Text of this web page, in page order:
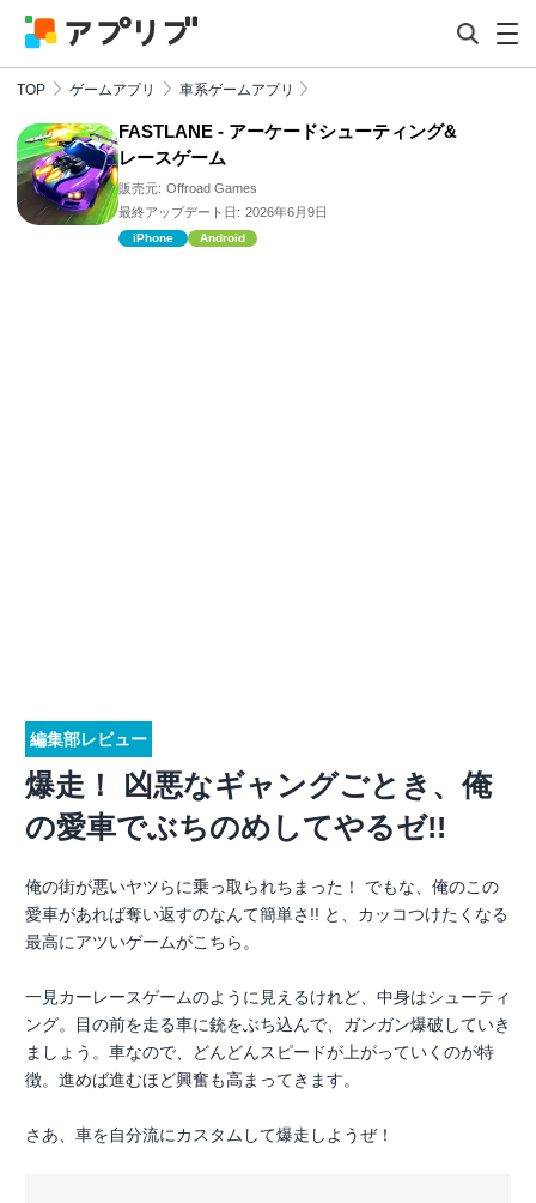
TOP ゲームアプリ 車系ゲームアプリ
FASTLANE - アーケードシューティング&
レースゲーム
販売元: Offroad Games
最終アップデート日: 2026年6月9日
iPhone Android
編集部レビュー
爆走！ 凶悪なギャングごとき、俺
の愛車でぶちのめしてやるゼ!!
俺の街が悪いヤツらに乗っ取られちまった！ でもな、俺のこの
愛車があれば奪い返すのなんて簡単さ!! と、カッコつけたくなる
最高にアツいゲームがこちら。
一見カーレースゲームのように見えるけれど、中身はシューティ
ング。目の前を走る車に銃をぶち込んで、ガンガン爆破していき
ましょう。車なので、どんどんスピードが上がっていくのが特
徴。進めば進むほど興奮も高まってきます。
さあ、車を自分流にカスタムして爆走しようぜ！